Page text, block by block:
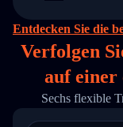
16
17
19
20
21
22
Entdecken Sie die
Verfolgen
aufeiner
Sechs flexible